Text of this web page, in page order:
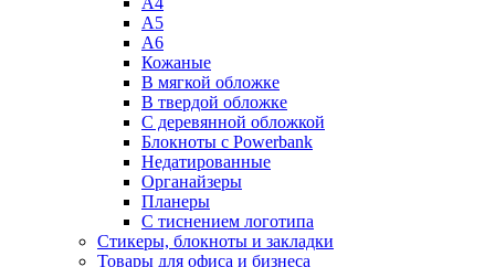
A5
A6
Кожаные
В мягкой обложке
В твердой обложке
С деревянной обложкой
Блокноты с Powerbank
Недатированные
Органайзеры
Планеры
С тиснением логотипа
Стикеры, блокноты и закладки
Товары для офиса и бизнеса